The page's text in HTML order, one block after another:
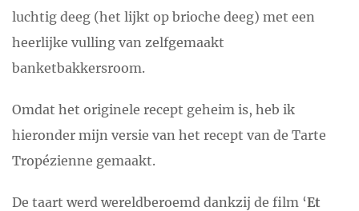
luchtig deeg (het lijkt op brioche deeg) met een
heerlijke vulling van zelfgemaakt
banketbakkersroom.
Omdat het originele recept geheim is, heb ik
hieronder mijn versie van het recept van de Tarte
Tropézienne gemaakt.
De taart werd wereldberoemd dankzij de film ‘Et